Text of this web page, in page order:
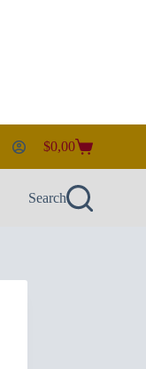
Shopping
cart
$0,00
Search